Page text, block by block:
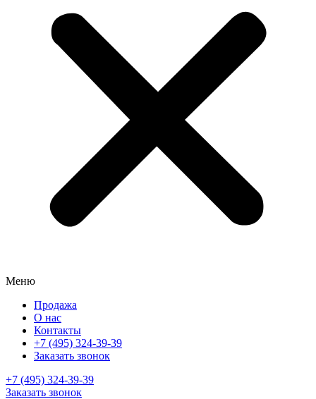
Меню
Продажа
О нас
Контакты
+7 (495) 324-39-39
Заказать звонок
+7 (495) 324-39-39
Заказать звонок